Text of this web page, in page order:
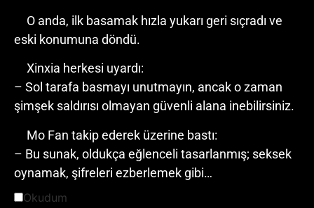
O anda, ilk basamak hızla yukarı geri sıçradı ve
eski konumuna döndü.
Xinxia herkesi uyardı:
– Sol tarafa basmayı unutmayın, ancak o zaman
şimşek saldırısı olmayan güvenli alana inebilirsiniz.
Mo Fan takip ederek üzerine bastı:
– Bu sunak, oldukça eğlenceli tasarlanmış; seksek
oynamak, şifreleri ezberlemek gibi…
Okudum